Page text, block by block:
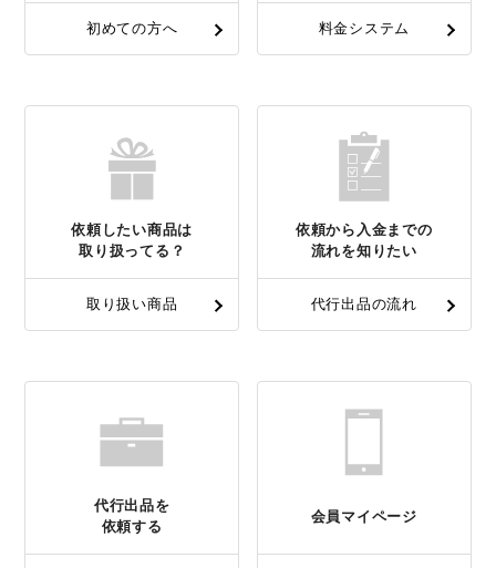
初めての方へ 料金システム
依頼したい商品は
取り扱ってる？
取り扱い商品
依頼から入金までの
流れを知りたい
代行出品の流れ
代行出品を
依頼する
会員マイページ